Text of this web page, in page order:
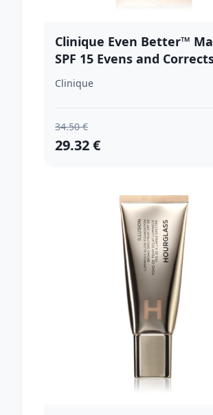
Clinique Even Better™
SPF 15 Evens and
korekčný make-up SPF 15
odtieň WN 12 Meringue
Clinique
34.50 €
29.32 €